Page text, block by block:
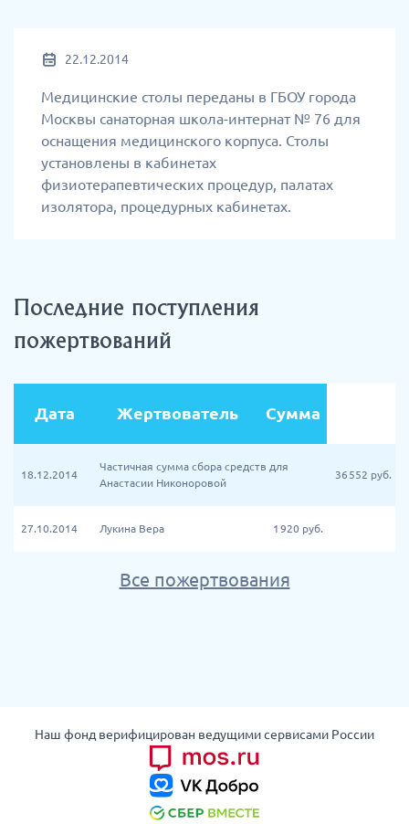
22.12.2014
Медицинские столы переданы в ГБОУ города
Москвы санаторная школа-интернат № 76 для
оснащения медицинского корпуса. Столы
установлены в кабинетах
физиотерапевтических процедур, палатах
изолятора, процедурных кабинетах.
Последние поступления
пожертвований
Дата Жертвователь Сумма
18.12.2014
Частичная сумма сбора средств для
Анастасии Никоноровой
36 552 руб.
27.10.2014 Лукина Вера 1 920 руб.
Все пожертвования
Наш фонд верифицирован ведущими сервисами России